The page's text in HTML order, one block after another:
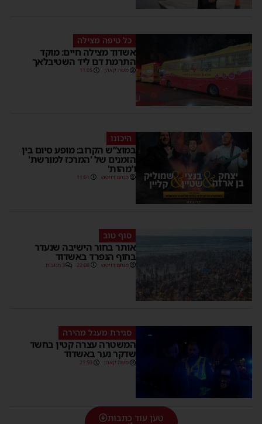
כל טיפה מצילה
אשדוד מצילה חיים: מוקד
התרמת דם ליד השטיבלאך
משה קאהן 11:05
היכונו
במוצ”ש הקרוב: מופע סיום בין
הזמנים של 'המרכז למורשת'
ו'מהות'
מנחם דויטש 11:01
סוף טוב
אותר בחור הישיבה שנעדר
בחוף הנפרד באשדוד
מנחם דויטש 22:08 3 תגובות
סגירת מעגל מהירה
המשטרה עצרה קטין בחשד
שדקר נער באשדוד
משה קאהן 21:59
טען עוד כתבות